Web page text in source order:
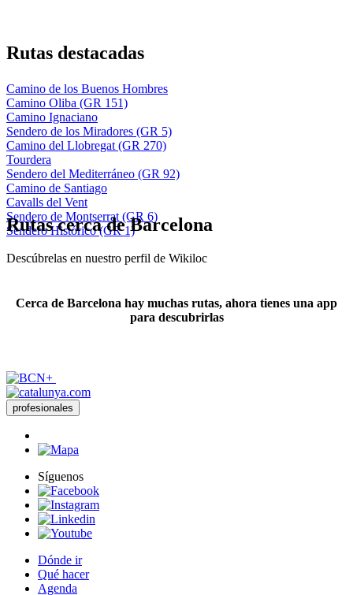
Rutas destacadas
Camino de los Buenos Hombres
Camino Oliba (GR 151)
Camino Ignaciano
Sendero de los Miradores (GR 5)
Camino del Llobregat (GR 270)
Tourdera
Sendero del Mediterráneo (GR 92)
Camino de Santiago
Cavalls del Vent
Sendero de Montserrat (GR 6)
Sendero Histórico (GR 1)
Rutascerca de Barcelona
Descúbrelas en nuestro perfil de Wikiloc
Cerca de Barcelona hay muchas rutas, ahora tienes una app
para descubrirlas
profesionales
Síguenos
Dónde ir
Qué hacer
Agenda